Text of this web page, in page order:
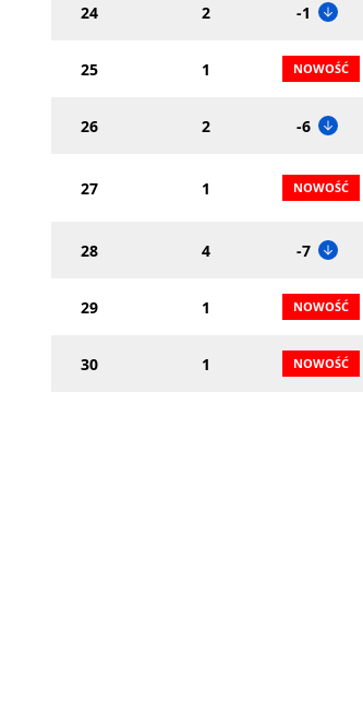
24 2 -1
25 1
26 2 -6
27 1
28 4 -7
29 1
30 1